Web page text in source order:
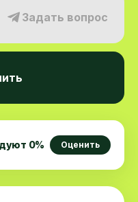
0% Оценить
Задать вопрос